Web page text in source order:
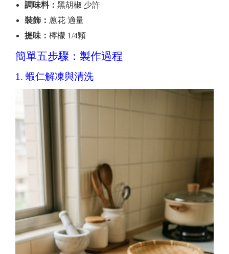
調味料： 黑胡椒 少許
裝飾： 蔥花 適量
提味： 檸檬 1/4顆
簡單五步驟：製作過程
1. 蝦仁解凍與清洗